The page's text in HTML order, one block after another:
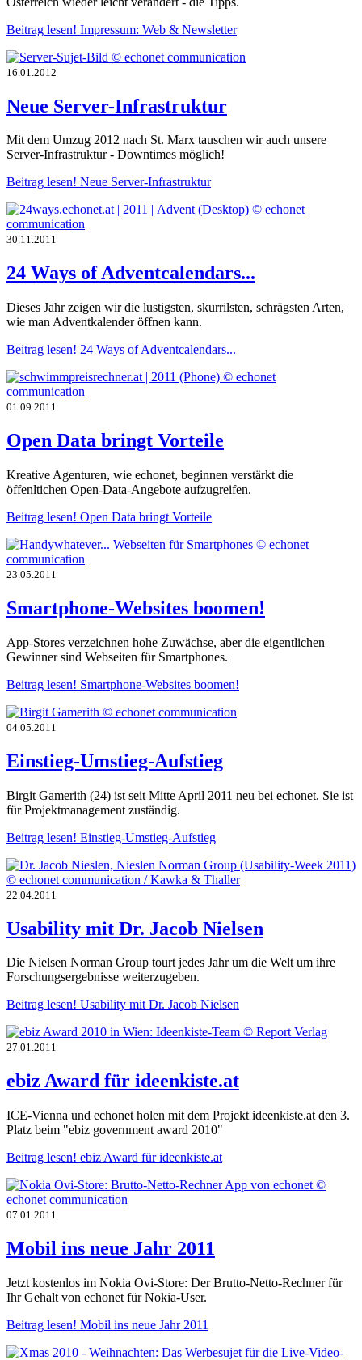
Beitrag lesen! Impressum: Web & Newsletter
16.01.2012
Neue Server-Infrastruktur
Mit dem Umzug 2012 nach St. Marx tauschen wir auch unsere
Server-Infrastruktur - Downtimes möglich!
Beitrag lesen! Neue Server-Infrastruktur
30.11.2011
24 Ways of Adventcalendars...
Dieses Jahr zeigen wir die lustigsten, skurrilsten, schrägsten Arten,
wie man Adventkalender öffnen kann.
Beitrag lesen! 24 Ways of Adventcalendars...
01.09.2011
Open Data bringt Vorteile
Kreative Agenturen, wie echonet, beginnen verstärkt die
öffenltichen Open-Data-Angebote aufzugreifen.
Beitrag lesen! Open Data bringt Vorteile
23.05.2011
Smartphone-Websites boomen!
App-Stores verzeichnen hohe Zuwächse, aber die eigentlichen
Gewinner sind Webseiten für Smartphones.
Beitrag lesen! Smartphone-Websites boomen!
04.05.2011
Einstieg-Umstieg-Aufstieg
Birgit Gamerith (24) ist seit Mitte April 2011 neu bei echonet. Sie ist
für Projektmanagement zuständig.
Beitrag lesen! Einstieg-Umstieg-Aufstieg
22.04.2011
Usability mit Dr. Jacob Nielsen
Die Nielsen Norman Group tourt jedes Jahr um die Welt um ihre
Forschungsergebnisse weiterzugeben.
Beitrag lesen! Usability mit Dr. Jacob Nielsen
27.01.2011
ebiz Award für ideenkiste.at
ICE-Vienna und echonet holen mit dem Projekt ideenkiste.at den 3.
Platz beim "ebiz government award 2010"
Beitrag lesen! ebiz Award für ideenkiste.at
07.01.2011
Mobil ins neue Jahr 2011
Jetzt kostenlos im Nokia Ovi-Store: Der Brutto-Netto-Rechner für
Ihr Gehalt von echonet für Nokia-User.
Beitrag lesen! Mobil ins neue Jahr 2011